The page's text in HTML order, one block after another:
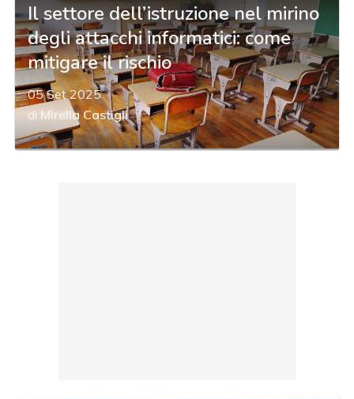
Il settore dell’istruzione nel mirino
degli attacchi informatici: come
mitigare il rischio
05 Set 2025
di Mirella Castigli